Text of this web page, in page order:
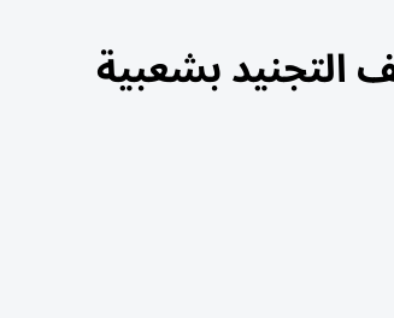
التجنيد بشعبية